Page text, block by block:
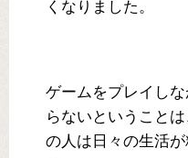
くなりました。
ゲームをプレイし
らないということ
の人は日々の生活